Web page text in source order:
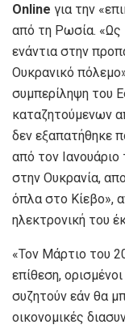
Online για την
από τη Ρωσία. «Ως
ενάντια στην
Ουκρανικό
συμπερίληψη του
καταζητούμενων
δεν εξαπατήθηκε
από τον
στην Ουκρανία,
όπλα στο Κίεβο»,
ηλεκτρονική του
«Τον Μάρτιο του
επίθεση,
συζητούν εάν θα
οικονομικές